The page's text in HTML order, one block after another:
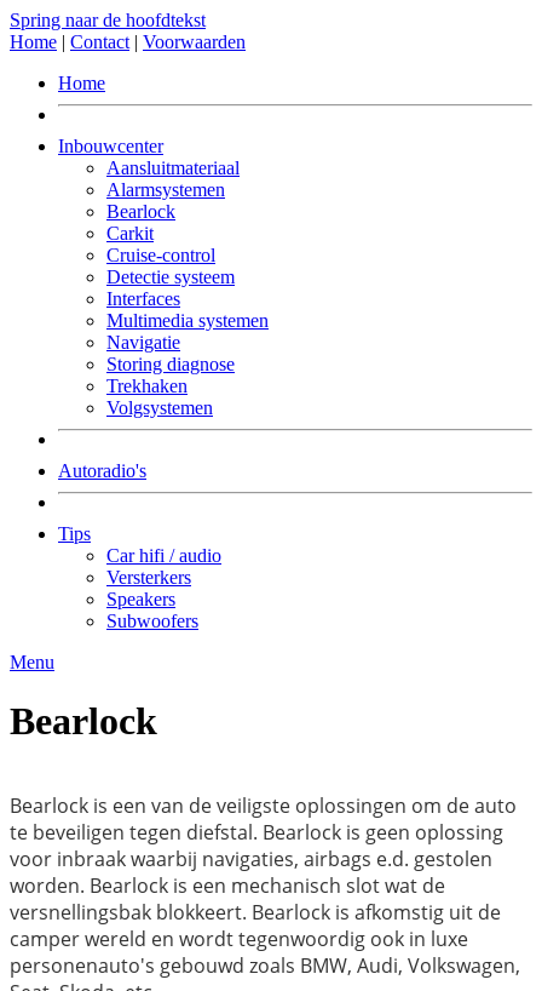
Spring naar de hoofdtekst
Home | Contact | Voorwaarden
Home
Inbouwcenter
Aansluitmateriaal
Alarmsystemen
Bearlock
Carkit
Cruise-control
Detectie systeem
Interfaces
Multimedia systemen
Navigatie
Storing diagnose
Trekhaken
Volgsystemen
Autoradio's
Tips
Car hifi / audio
Versterkers
Speakers
Subwoofers
Menu
Bearlock
Bearlock is een van de veiligste oplossingen om de auto
te beveiligen tegen diefstal. Bearlock is geen oplossing
voor inbraak waarbij navigaties, airbags e.d. gestolen
worden. Bearlock is een mechanisch slot wat de
versnellingsbak blokkeert. Bearlock is afkomstig uit de
camper wereld en wordt tegenwoordig ook in luxe
personenauto's gebouwd zoals BMW, Audi, Volkswagen,